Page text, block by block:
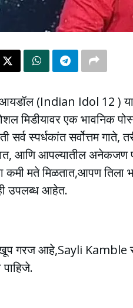
(Indian Idol 12 ) या
मिडीयावर एक भावनिक
स्पर्धकांत सर्वोत्तम गाते,
आणि आपल्यातील अनेकजण
मते मिळतात,आपण तिला
उपलब्ध आहेत.
खूप गरज आहे,Sayli